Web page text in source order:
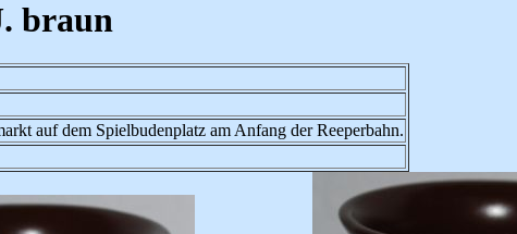
braun
auf dem Spielbudenplatz am Anfang der Reeperbahn.